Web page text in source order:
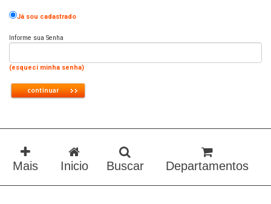
Já sou cadastrado
Informe sua Senha
(esqueci minha senha)
Mais Inicio Buscar Departamentos